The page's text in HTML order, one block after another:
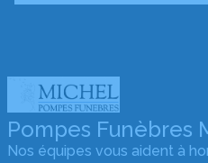
Pompes Funèbres
Nos équipes vous aident à